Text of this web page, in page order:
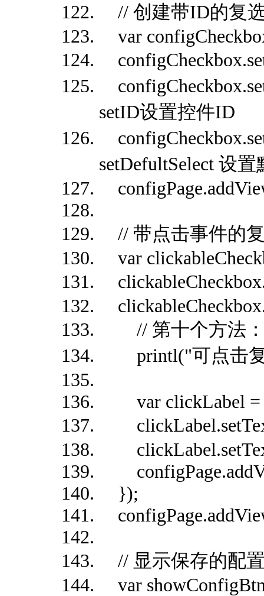
// 创建带ID的复
var
setID设置控件ID
setDefultSelect 设
// 带点击事件的
var
// 第十个方法：
printl("可点击复
var clickLabel =
});
// 显示保存的配
var